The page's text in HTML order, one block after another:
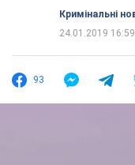
Кримінальні
24.01.2019 16:59
93